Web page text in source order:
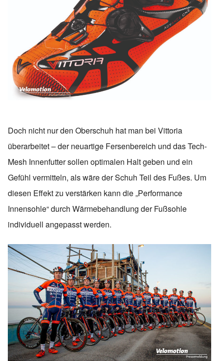
Doch nicht nur den Oberschuh hat man bei Vittoria
überarbeitet – der neuartige Fersenbereich und das Tech-
Mesh Innenfutter sollen optimalen Halt geben und ein
Gefühl vermitteln, als wäre der Schuh Teil des Fußes. Um
diesen Effekt zu verstärken kann die „Performance
Innensohle“ durch Wärmebehandlung der Fußsohle
individuell angepasst werden.